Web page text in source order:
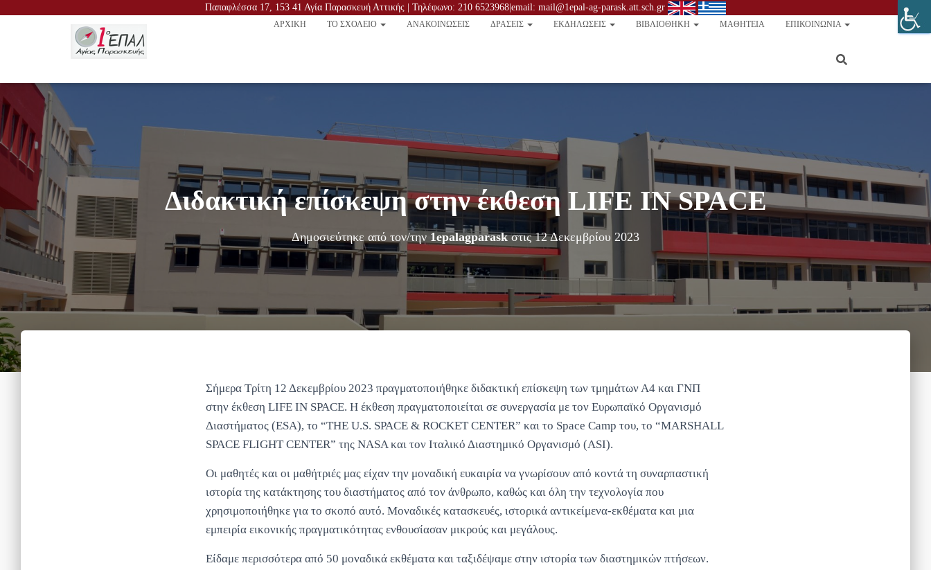
Παπαφλέσσα 17, 153 41 Αγία Παρασκευή Αττικής | Τηλέφωνο: 210 6523968|email: mail@1epal-ag-parask.att.sch.gr
ΑΡΧΙΚΉ TO ΣΧΟΛΕΙΟ ΑΝΑΚΟΙΝΏΣΕΙΣ ΔΡΑΣΕΙΣ ΕΚΔΗΛΩΣΕΙΣ ΒΙΒΛΙΟΘΉΚΗ ΜΑΘΗΤΕΊΑ ΕΠΙΚΟΙΝΩΝΊΑ
Διδακτική επίσκεψη στην έκθεση LIFE IN SPACE
Δημοσιεύτηκε από τον/την 1epalagparaskστις12 Δεκεμβρίου 2023
Σήμερα Τρίτη 12 Δεκεμβρίου 2023 πραγματοποιήθηκε διδακτική επίσκεψη των τμημάτων Α4 και ΓΝΠ
στην έκθεση LIFE IN SPACE. Η έκθεση πραγματοποιείται σε συνεργασία με τον Ευρωπαϊκό Οργανισμό
Διαστήματος (ESA), το “THE U.S. SPACE & ROCKET CENTER” και το Space Camp του, το “MARSHALL
SPACE FLIGHT CENTER” της NASA και τον Ιταλικό Διαστημικό Οργανισμό (ASI).
Οι μαθητές και οι μαθήτριές μας είχαν την μοναδική ευκαιρία να γνωρίσουν από κοντά τη συναρπαστική
ιστορία της κατάκτησης του διαστήματος από τον άνθρωπο, καθώς και όλη την τεχνολογία που
χρησιμοποιήθηκε για το σκοπό αυτό. Μοναδικές κατασκευές, ιστορικά αντικείμενα-εκθέματα και μια
εμπειρία εικονικής πραγματικότητας ενθουσίασαν μικρούς και μεγάλους.
Είδαμε περισσότερα από 50 μοναδικά εκθέματα και ταξιδέψαμε στην ιστορία των διαστημικών πτήσεων.